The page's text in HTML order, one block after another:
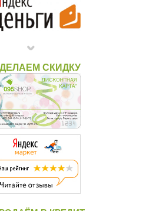
СКИДКУ